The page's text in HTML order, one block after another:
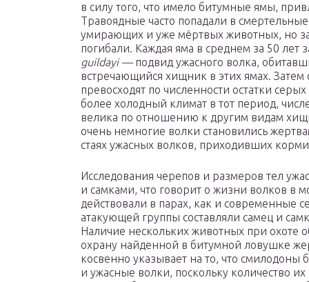
в силу того, что имело битумные ямы,
Травоядные часто попадали в
умирающих и уже мёртвых животных, но
погибали. Каждая яма в среднем за 50
guildayi —подвид ужасного волка,
встречающийся хищник в этих ямах. Затем
превосходят по численности остатки
более холодный климат в тот период,
велика по отношению к другим видам
очень немногие волки становились
стаях ужасных волков, приходивших
Исследования черепов и размеров тел
и самками, что говорит о жизни волков в
действовали в парах, как и современные
атакующей группы составляли самец и
Наличие нескольких животных при охоте
охрану найденной в битумной ловушке
косвенно указывает на то, что
и ужасные волки, поскольку количество